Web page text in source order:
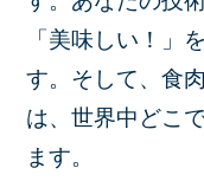
「美味しい！」
す。そして、食
は、世界中どこ
ます。